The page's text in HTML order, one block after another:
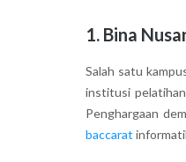
1. Bina
Salah satu
institusi
Penghargaan
baccarat